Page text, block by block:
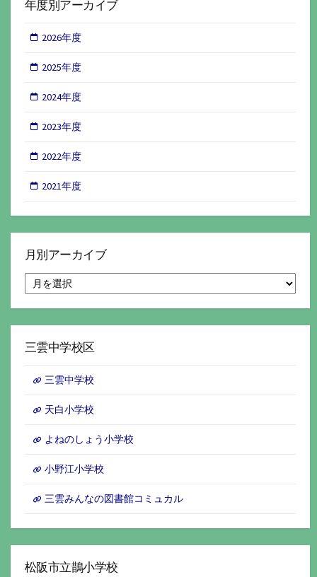
年度別アーカイブ
2026年度
2025年度
2024年度
2023年度
2022年度
2021年度
月別アーカイブ
別
ア
イ
三雲中学校区
三雲中学校
天白小学校
よねのしょう小学校
小野江小学校
三雲みんなの図書館コミュカル
松阪市立鵲小学校